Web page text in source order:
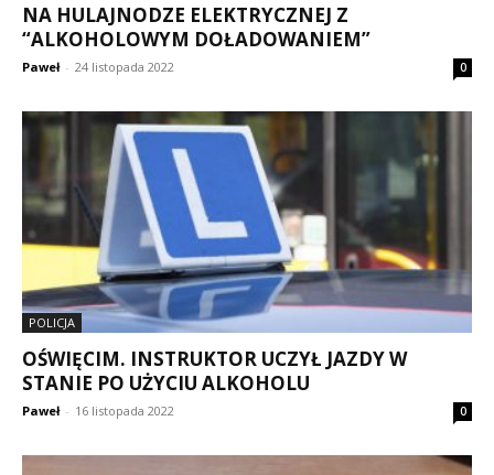
NA HULAJNODZE ELEKTRYCZNEJ Z
“ALKOHOLOWYM DOŁADOWANIEM”
Paweł - 24 listopada 2022 0
POLICJA
OŚWIĘCIM. INSTRUKTOR UCZYŁ JAZDY W
STANIE PO UŻYCIU ALKOHOLU
Paweł - 16 listopada 2022 0